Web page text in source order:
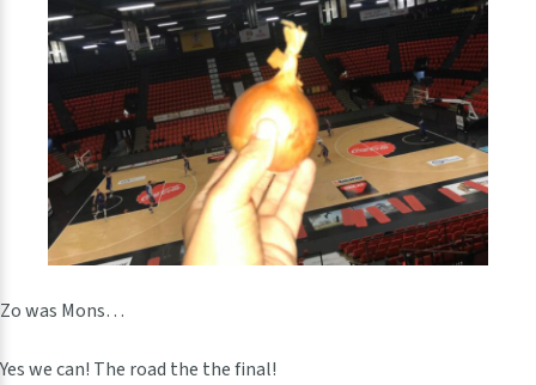
Zo was Mons…
Yes we can! The road the the final!